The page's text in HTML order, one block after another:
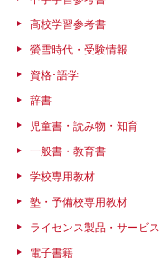
高校学習参考書
螢雪時代・受験情報
資格･語学
辞書
児童書・読み物・知育
一般書・教育書
学校専用教材
塾・予備校専用教材
ライセンス製品・サービス
電子書籍